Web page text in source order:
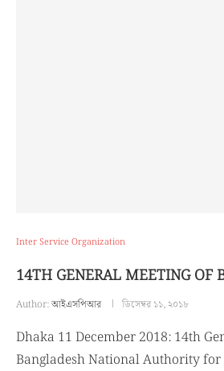
Inter Service Organization
14TH GENERAL MEETING OF
Author:আইএসপিআর ডিসেম্বর ১১, ২০১৮
Dhaka 11 December 2018: 14th
Bangladesh National Authority for